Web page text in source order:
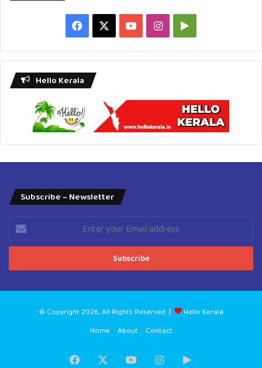
Facebook YouTubeInstagramGoogle
Play
Hello Kerala
Subscribe – Newsletter
Enter
your
Email
© Copyright 2026, All Rights Reserved |
Hello Kerala
Home
About Contact
Facebook YouTubeInstagramGoogle